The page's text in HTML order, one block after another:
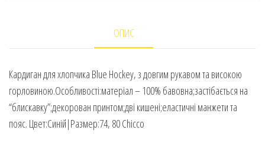
ОПИС
Кардиган для хлопчика Blue Hockey, з довгим рукавом та високою
горловиною.Особливості:матеріал – 100% бавовна;застібається на
“блискавку”;декорован принтом;дві кишені;еластичні манжети та
пояс. Цвет:Синій|Размер:74, 80 Chicco